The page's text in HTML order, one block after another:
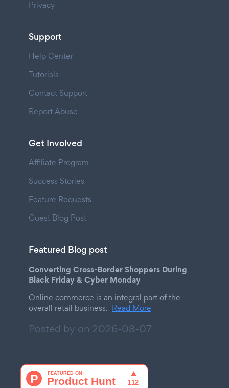
Privacy
Support
Help Center
Tutorials
Contact Support
Report Abuse
Get Involved
Affiliate Program
Success Stories
Feature Requests
Guest Blog Post
Featured Blog post
Converting Cross-Border Shoppers During
Black Friday & Cyber Monday
Online commerce is an integral part of the
overall retail business. Read More
Posted by on 2026-08-07